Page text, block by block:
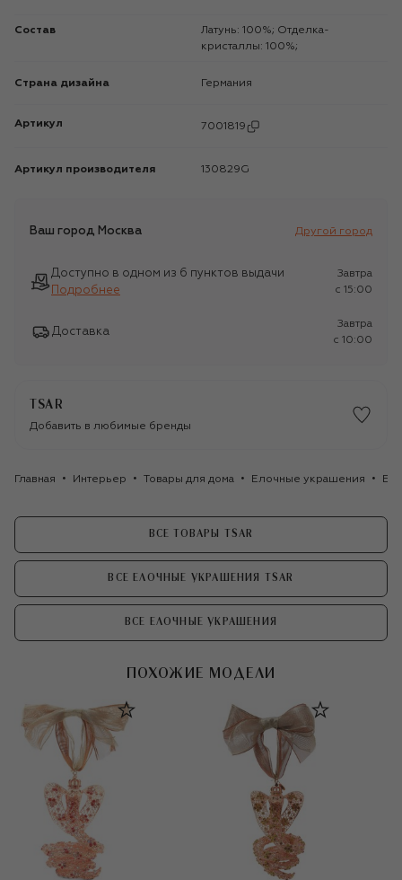
Состав
Латунь: 100%; Отделка-
кристаллы: 100%;
Страна дизайна Германия
Артикул 7001819
Артикул производителя 130829G
Ваш город Москва Другой город
Доступно в одном из 6 пунктов выдачи
Подробнее
Завтра
c 15:00
Доставка
Завтра
c 10:00
TSAR
Добавить в любимые бренды
Главная Интерьер Товары для дома Елочные украшения
ВСЕ ТОВАРЫ TSAR
ВСЕ ЕЛОЧНЫЕ УКРАШЕНИЯ TSAR
ВСЕ ЕЛОЧНЫЕ УКРАШЕНИЯ
ПОХОЖИЕ МОДЕЛИ